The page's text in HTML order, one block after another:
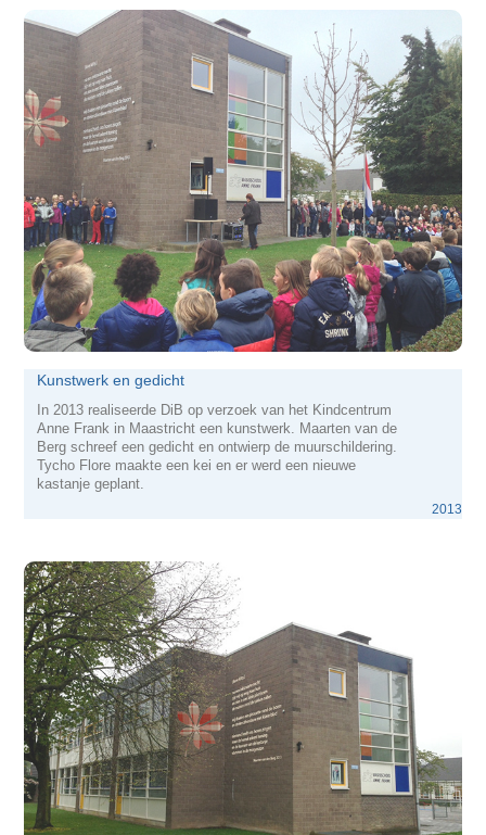
Kunstwerk en gedicht
In 2013 realiseerde DiB op verzoek van het Kindcentrum
Anne Frank in Maastricht een kunstwerk. Maarten van de
Berg schreef een gedicht en ontwierp de muurschildering.
Tycho Flore maakte een kei en er werd een nieuwe
kastanje geplant.
2013